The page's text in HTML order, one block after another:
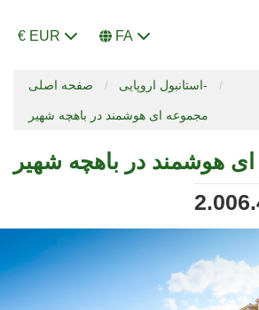
€ EUR FA
صفحه اصلی استانبول اروپایی-
مجموعه ای هوشمند در باهچه شهیر
هوشمند در باهچه شهیر